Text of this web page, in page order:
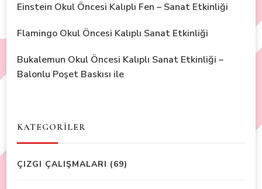
Einstein Okul Öncesi Kalıplı Fen – Sanat Etkinliği
Flamingo Okul Öncesi Kalıplı Sanat Etkinliği
Bukalemun Okul Öncesi Kalıplı Sanat Etkinliği –
Balonlu Poşet Baskısı ile
KATEGORİLER
ÇIZGI ÇALIŞMALARI (69)